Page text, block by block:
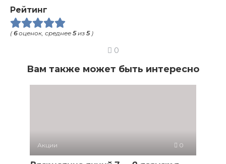
Рейтинг
(6оценок, среднее 5из 5)
0
Вам также может быть интересно
Акции 0